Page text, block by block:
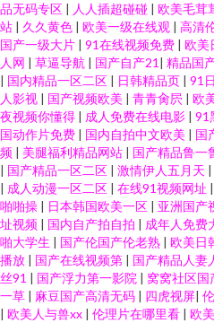
品无码专区 | 人人插超碰碰 | 欧美毛茸
站 | 久久黄色 | 欧美一级在线观 | 高清
国产一级大片 | 91在线视频免费 | 欧美
人网 | 草逼导航 | 国产自产21 | 精品国
| 国内精品一区二区 | 日韩精品页 | 91
人影视 | 国产视频欧美 | 青青肏屄 | 欧
夜视频你懂得 | 成人免费在线电影 | 91
国动作片免费 | 国内自拍中文欧美 | 国
频 | 美腿福利精品网站 | 国产精品鲁一
| 国产精品一区二区 | 激情伊人五月天 |
| 成人动漫一区二区 | 在线91视频网址 |
啪啪操 | 日本韩国欧美一区 | 亚洲国产
址视频 | 国内自产拍自拍 | 成年人免费
啪大学生 | 国产伦国产伦老熟 | 欧美日
播放 | 国产在线视频第 | 国产精品人妻
丝91 | 国产浮力第一影院 | 窝窝社区国
一草 | 麻豆国产高清无码 | 四虎视屏|
| 欧美人与兽xx | 伦理片在哪里看 | 欧